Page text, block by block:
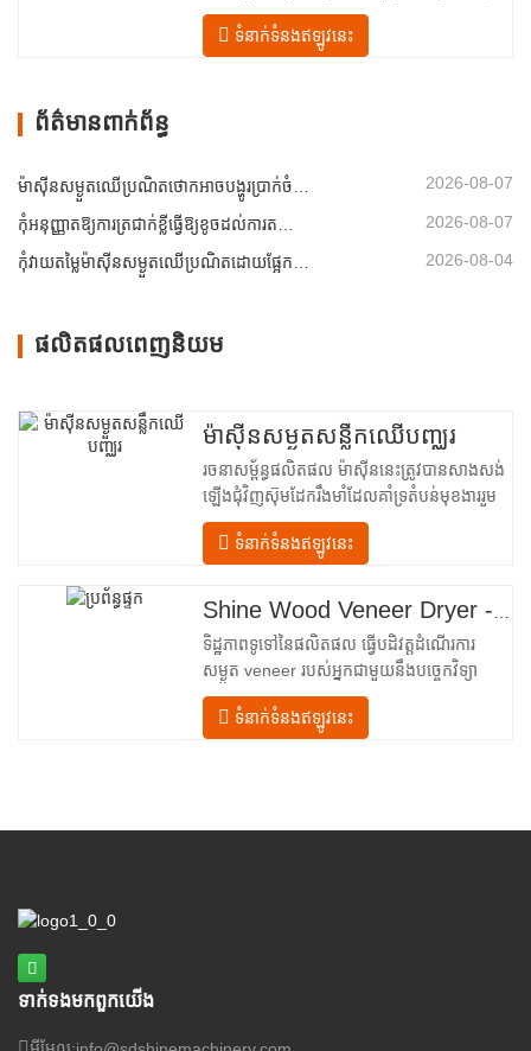
នៅក្នុង ការស្ងួត veneer៖ សំណើមមិនស្មើគ្នា
ថាមពលគ្មានប្រសិទ្ធភាព និងហានិភ័យនៃពិការភាព
ទំនាក់ទំនងឥឡូវនេះ
ព័ត៌មានពាក់ព័ន្ធ
2026-08-07
2026-08-07
2026-08-04
ផលិតផលពេញនិយម
ម៉ាស៊ីនសម្ងួតសន្លឹកឈើបញ្ឈរ
រចនាសម្ព័ន្ធផលិតផល ម៉ាស៊ីននេះត្រូវបានសាងសង់
ឡើងជុំវិញស៊ុមដែករឹងមាំដែលគាំទ្រតំបន់មុខងាររួម
បញ្ចូលគ្នាចំនួនបួន ដែលត្រូវបានរៀបចំជា
លំហូរលីនេអ៊ែរពីការបញ្ចូលទៅការបញ្ចេញ។ ផ្នែក
ការតម្រឹមច្បាស់លាស់ដែលដឹកនាំសន្លឹកឈើប្រណិត
ទំនាក់ទំនងឥឡូវនេះ
ទិដ្ឋភាពទូទៅនៃផលិតផល ធ្វើបដិវត្តដំណើរការ
សម្ងួត veneer របស់អ្នកជាមួយនឹងបច្ចេកវិទ្យា
កម្រិតខ្ពស់ Shenghuai The Shine
Roller ម៉ាស៊ីនសម្ងួត veneer តំណាងឱ្យរបក
ទំនើបទាន់សម័យនេះ
ទំនាក់ទំនងឥឡូវនេះ
ទាក់ទង​មក​ពួក​យើង